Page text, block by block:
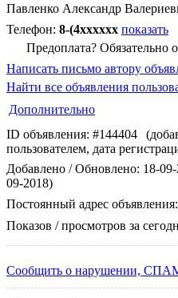
Павленко Александр
Телефон: 8-(4xxxxxx показать
Предоплата? Обязательно
Написать письмо автору
Найти все объявления
Дополнительно
ID объявления: #144404
пользователем, дата
Добавлено / Обновлено: 18-
09-2018)
Постоянный адрес объявления:
Показов / просмотров за
Сообщить о нарушении,